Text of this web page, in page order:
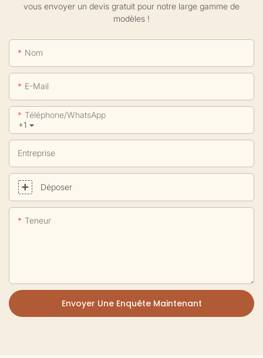
vous envoyer un devis gratuit pour notre large gamme de
modèles !
Nom
E-Mail
+1
Téléphone/WhatsApp
Entreprise
Déposer
Teneur
Envoyer Une Enquête Maintenant